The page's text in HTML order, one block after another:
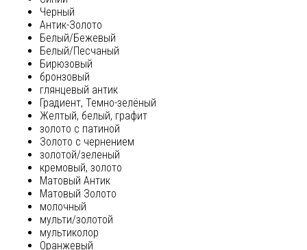
Черный
Антик-Золото
Белый/Бежевый
Белый/Песчаный
Бирюзовый
бронзовый
глянцевый антик
Градиент, Темно-зелёный
Желтый, белый, графит
золото с патиной
Золото с чернением
золотой/зеленый
кремовый, золото
Матовый Антик
Матовый Золото
молочный
мульти/золотой
мультиколор
Оранжевый